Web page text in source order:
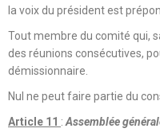
la voix du président est
Tout membre du comité qui,
des réunions consécutives,
démissionnaire.
Nul ne peut faire partie du
Article 11 : Assemblée